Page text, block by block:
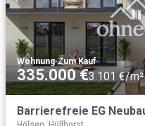
Wohnung·Zum Kauf
335.000 €3.101 €/m²